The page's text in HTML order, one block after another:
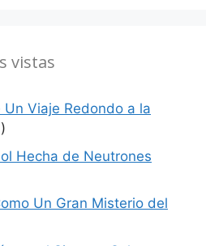
vistas
Viaje Redondo a la
Hecha de Neutrones
Un Gran Misterio del